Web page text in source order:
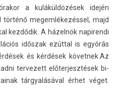
a kuláküldözések idején
megem­lékezés­sel, majd
kezdődik. A házelnök napiren­di
időszak ezúttal is egyórás
és kérdések követ­nek.Az
ter­vezett előter­jesztések bi­
tárgyalásával érhet véget.